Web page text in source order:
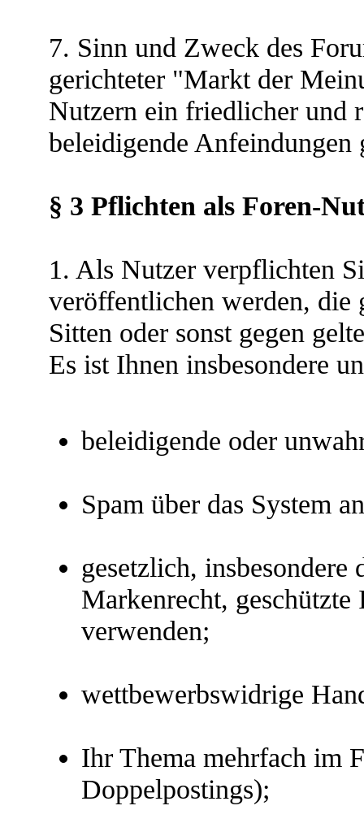
7. Sinn und Zweck des
gerichteter "Markt der
Nutzern ein friedlicher und
beleidigende Anfeindungen
§ 3 Pflichten als Foren-
1. Als Nutzer verpflichten
veröffentlichen werden, die
Sitten oder sonst gegen
Es ist Ihnen insbesondere
beleidigende oder
Spam über das System
gesetzlich, insbesondere
Markenrecht,
verwenden;
wettbewerbswidrige
Ihr Thema mehrfach im
Doppelpostings);